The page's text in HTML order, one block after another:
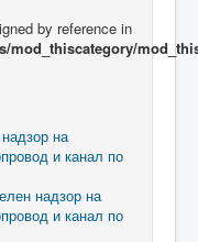
by reference in
mod_thiscategory/
на
и канал по
надзор на
и канал по